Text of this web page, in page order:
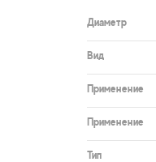
Диаметр
Вид
Применение
Применение
Тип